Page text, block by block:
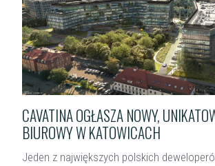
CAVATINA OGŁASZA NOWY,
BIUROWY W KATOWICACH
Jeden z największych polskich